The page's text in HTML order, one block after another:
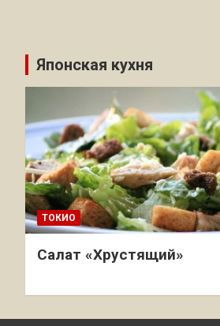
Японская кухня
ТОКИО
Салат «Хрустящий»